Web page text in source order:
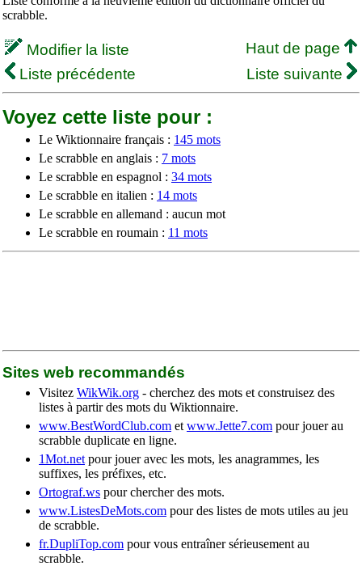
scrabble.
Modifier la liste
Haut de page
Liste précédente
Liste suivante
Voyez cette liste pour :
Le Wiktionnaire français : 145 mots
Le scrabble en anglais : 7 mots
Le scrabble en espagnol : 34 mots
Le scrabble en italien : 14 mots
Le scrabble en allemand : aucun mot
Le scrabble en roumain : 11 mots
Sites web recommandés
Visitez WikWik.org - cherchez des mots et construisez des
listes à partir des mots du Wiktionnaire.
www.BestWordClub.com et www.Jette7.com pour jouer au
scrabble duplicate en ligne.
1Mot.net pour jouer avec les mots, les anagrammes, les
suffixes, les préfixes, etc.
Ortograf.ws pour chercher des mots.
www.ListesDeMots.com pour des listes de mots utiles au jeu
de scrabble.
fr.DupliTop.com pour vous entraîner sérieusement au
scrabble.